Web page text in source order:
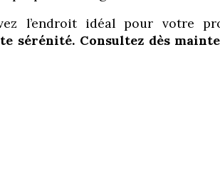
l’endroit idéal pour votre
sérénité. Consultez dès